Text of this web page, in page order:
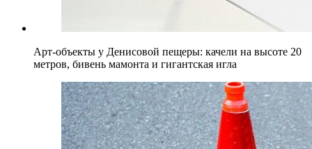
Арт-объекты у Денисовой пещеры: качели на высоте 20
метров, бивень мамонта и гигантская игла